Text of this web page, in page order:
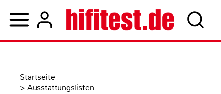
Startseite
> Ausstattungslisten